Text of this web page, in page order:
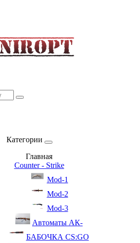
Категории
Главная
Counter - Strike
Mod-1
Mod-2
Mod-3
Автоматы АК-
БАБОЧКА CS:GO